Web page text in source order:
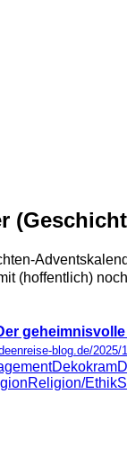
(hoffentlich)
blog.de/2025/
Dekokram
Religion/Ethik